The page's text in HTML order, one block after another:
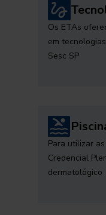
Os ETAs
em
Sesc SP
Para utilizar
Credencial
dermatológico